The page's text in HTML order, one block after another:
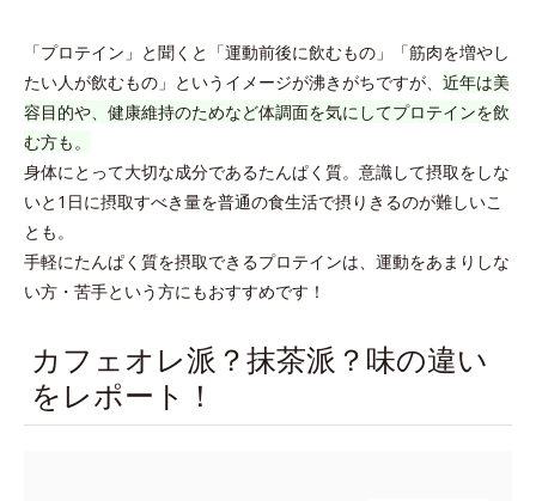
「プロテイン」と聞くと「運動前後に飲むもの」「筋肉を増やし
たい人が飲むもの」というイメージが沸きがちですが、 近年は美
容目的や、健康維持のためなど体調面を気にしてプロテインを飲
む方も。
身体にとって大切な成分であるたんぱく質。意識して摂取をしな
いと1日に摂取すべき量を普通の食生活で摂りきるのが難しいこ
とも。
手軽にたんぱく質を摂取できるプロテインは、運動をあまりしな
い方・苦手という方にもおすすめです！
カフェオレ派？抹茶派？味の違い
をレポート！